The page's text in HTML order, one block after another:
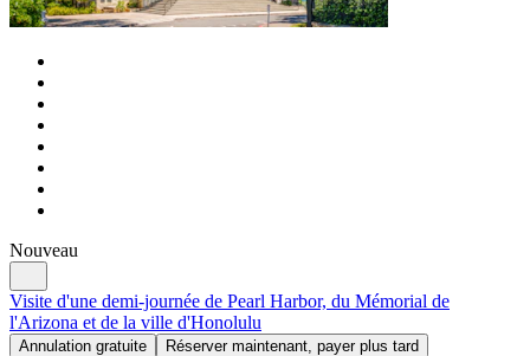
Nouveau
Visite d'une demi-journée de Pearl Harbor, du Mémorial de
l'Arizona et de la ville d'Honolulu
Annulation gratuite Réserver maintenant, payer plus tard